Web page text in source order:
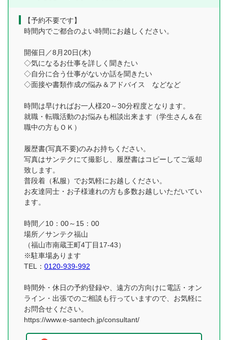
【予約不要です】
時間内でご都合のよい時間にお越しください。
開催日／8月20日(木)
◇気になるお仕事を詳しく聞きたい
◇自分に合う仕事がないか話を聞きたい
◇面接や書類作成の悩み＆アドバイス などなど
時間は早ければお一人様20～30分程度となります。
就職・転職活動のお悩みも相談出来ます（学生さん＆在
職中の方もＯＫ）
履歴書(写真不要)のみお持ちください。
写真はサンテクにて撮影し、履歴書はコピーしてご返却
致します。
普段着（私服）でお気軽にお越しください。
お友達同士・お子様連れの方も多数お越しいただいてい
ます。
時間／10：00～15：00
場所／サンテク福山
（福山市南蔵王町4丁目17-43）
※駐車場あります
TEL： 0120-939-992
時間外・休日の予約登録や、遠方の方向けに電話・オン
ライン・出張でのご相談も行っていますので、お気軽に
お問合せください。
https://www.e-santech.jp/consultant/